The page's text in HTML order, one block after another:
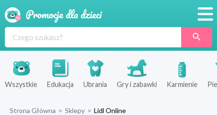
Produkty
Sklepy
Wszystkie Edukacja Ubrania Gry i zabawki Karmienie
Strona Główna > Sklepy > Lidl Online